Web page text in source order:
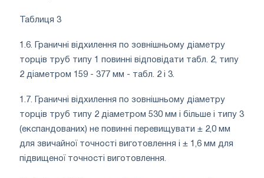
Таблиця 3
1.6. Граничні відхилення по зовнішньому діаметру
торців труб типу 1 повинні відповідати табл. 2, типу
2 діаметром 159 - 377 мм - табл. 2 і 3.
1.7. Граничні відхилення по зовнішньому діаметру
торців труб типу 2 діаметром 530 мм і більше і типу 3
(експандованих) не повинні перевищувати ± 2,0 мм
для звичайної точності виготовлення і ± 1,6 мм для
підвищеної точності виготовлення.